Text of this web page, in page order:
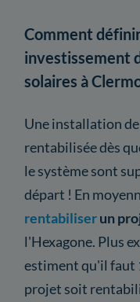
Comment
investissement
solaires à
Une installation
rentabilisée dès
le système sont
départ ! En
rentabiliserun
l'Hexagone. Plus
estiment qu'il faut
projet soit